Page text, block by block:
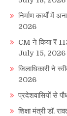
निर्माण कार्यों में
2026
CM ने किया ₹
July 15, 2026
जिलाधिकारी ने
2026
प्रदेशवासियों से
शिक्षा मंत्री डाॅ.